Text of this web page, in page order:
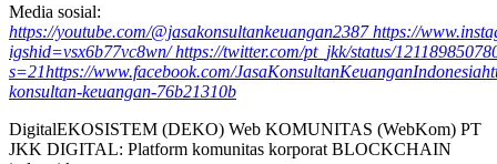
Media sosial:
https://youtube.com/@jasakonsultankeuangan2387https://
igshid=vsx6b77vc8wn/https://twitter.com/pt_jkk/status/
s=21https://www.facebook.com/JasaKonsultanKeuanganIndonesia
konsultan-keuangan-76b21310b
DigitalEKOSISTEM (DEKO) Web KOMUNITAS (WebKom) PT
JKK DIGITAL: Platform komunitas korporat BLOCKCHAIN